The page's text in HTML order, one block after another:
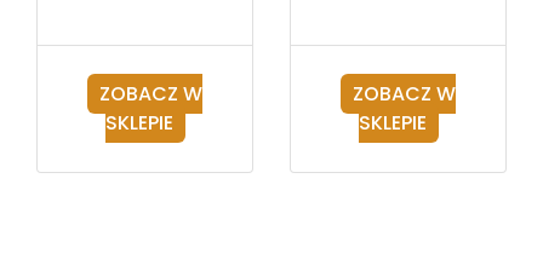
ZOBACZ W
SKLEPIE
ZOBACZ W
SKLEPIE